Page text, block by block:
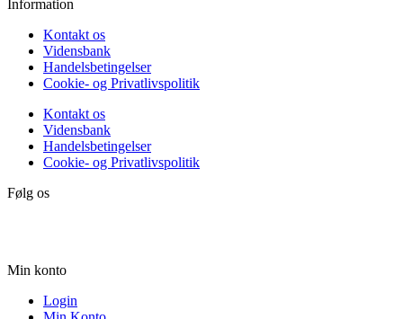
Information
Kontakt os
Vidensbank
Handelsbetingelser
Cookie- og Privatlivspolitik
Kontakt os
Vidensbank
Handelsbetingelser
Cookie- og Privatlivspolitik
Følg os
Min konto
Login